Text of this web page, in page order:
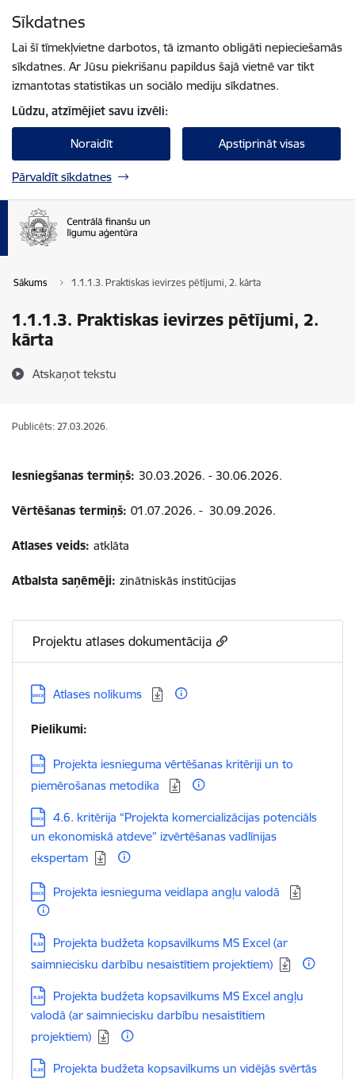
Sīkdatnes
Lai šī tīmekļvietne darbotos, tā izmanto obligāti nepieciešamās
sīkdatnes. Ar Jūsu piekrišanu papildus šajā vietnē var tikt
izmantotas statistikas un sociālo mediju sīkdatnes.
Lūdzu, atzīmējiet savu izvēli:
Noraidīt Apstiprināt visas
Pārvaldīt sīkdatnes
Sākums 1.1.1.3. Praktiskas ievirzes pētījumi, 2. kārta
1.1.1.3. Praktiskas ievirzes pētījumi, 2.
kārta
Atskaņot tekstu
Publicēts: 27.03.2026.
Iesniegšanas termiņš: 30.03.2026. - 30.06.2026.
Vērtēšanas termiņš: 01.07.2026. - 30.09.2026.
Atlases veids: atklāta
Atbalsta saņēmēji: zinātniskās institūcijas
Projektu atlases dokumentācija
Lejupielādēt:
Atlases nolikums
Pielikumi:
Lejupielādēt:
Projekta iesnieguma vērtēšanas kritēriji un to
piemērošanas metodika
Lejupielādēt:
4.6. kritērija “Projekta komercializācijas potenciāls
un ekonomiskā atdeve” izvērtēšanas vadlīnijas
ekspertam
Lejupielādēt:
Projekta iesnieguma veidlapa angļu valodā
Lejupielādēt:
Projekta budžeta kopsavilkums MS Excel (ar
saimniecisku darbību nesaistītiem projektiem)
Lejupielādēt:
Projekta budžeta kopsavilkums MS Excel angļu
valodā (ar saimniecisku darbību nesaistītiem
projektiem)
Lejupielādēt:
Projekta budžeta kopsavilkums un vidējās svērtās